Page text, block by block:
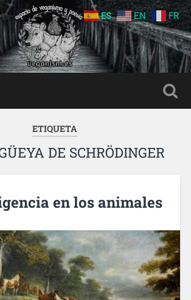
ETIQUETA
DE SCHRÖDINGER
en los animales
ES EN FR